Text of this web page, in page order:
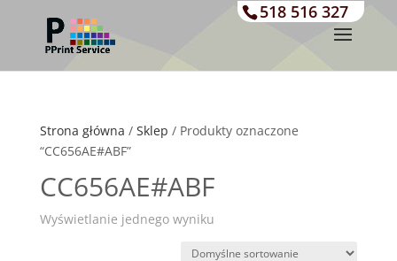
518 516 327
Strona główna / Sklep / Produkty oznaczone
“CC656AE#ABF”
CC656AE#ABF
Wyświetlanie jednego wyniku